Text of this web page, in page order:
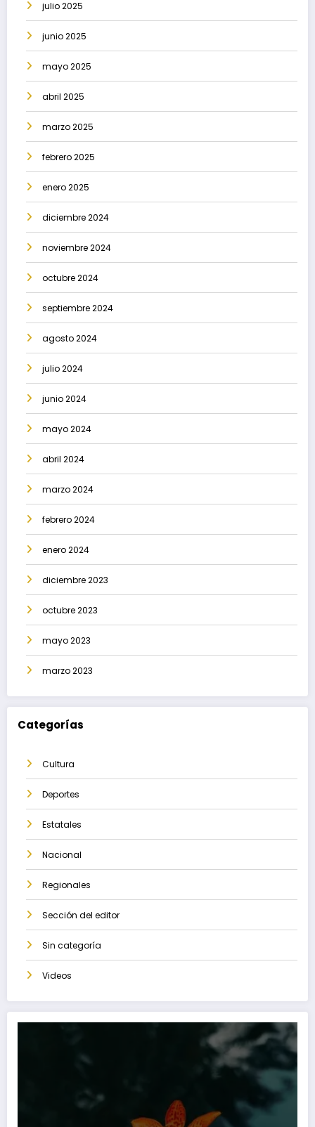
julio 2025
junio 2025
mayo 2025
abril 2025
marzo 2025
febrero 2025
enero 2025
diciembre 2024
noviembre 2024
octubre 2024
septiembre 2024
agosto 2024
julio 2024
junio 2024
mayo 2024
abril 2024
marzo 2024
febrero 2024
enero 2024
diciembre 2023
octubre 2023
mayo 2023
marzo 2023
Categorías
Cultura
Deportes
Estatales
Nacional
Regionales
Sección del editor
Sin categoría
Videos